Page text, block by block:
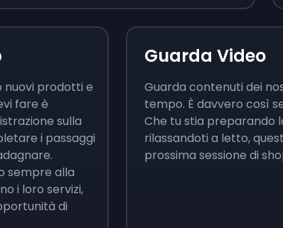
prodotti e
fare è
sulla
i passaggi
sempre alla
i loro servizi,
di
Guarda Video
Guarda contenuti dei
tempo. È davvero così
Che tu stia preparando
rilassandoti a letto,
prossima sessione di